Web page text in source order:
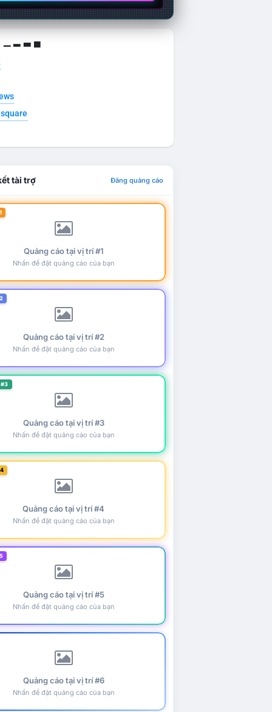
▁ ▂ ▃ ▄
tài trợ Đăng quảng cáo
Quảng cáo tại vị trí #1
Nhấn để đặt quảng cáo của bạn
Quảng cáo tại vị trí #2
Nhấn để đặt quảng cáo của bạn
Quảng cáo tại vị trí #3
Nhấn để đặt quảng cáo của bạn
Quảng cáo tại vị trí #4
Nhấn để đặt quảng cáo của bạn
Quảng cáo tại vị trí #5
Nhấn để đặt quảng cáo của bạn
Quảng cáo tại vị trí #6
Nhấn để đặt quảng cáo của bạn